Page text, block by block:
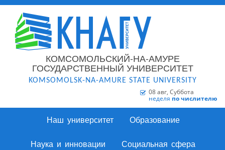
КОМСОМОЛЬСКИЙ-НА-АМУРЕ
ГОСУДАРСТВЕННЫЙ УНИВЕРСИТЕТ
KOMSOMOLSK-NA-AMURE STATE UNIVERSITY
08 авг, Суббота
неделя по числителю
Наш университет Образование
Наука и инновации Социальная сфера